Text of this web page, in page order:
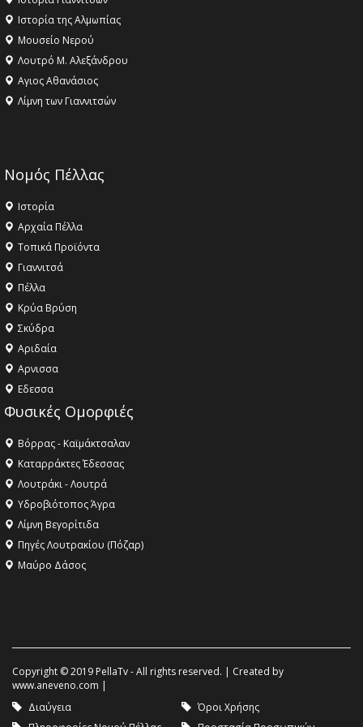
Ιστορία της Αλμωπίας
Μουσείο Νερού
Λουτρό Μ. Αλεξάνδρου
Αγιος Αθανάσιος
Λίμνη των Γιαννιτσών
Νομός Πέλλας
Ιστορία
Αρχαία Πέλλα
Τοπικά Προϊόντα
Γιαννιτσά
Πέλλα
Κρύα Βρύση
Σκύδρα
Αριδαία
Aρνισσα
Eδεσσα
Φυσικές Ομορφιές
Βόρρας - Καϊμάκτσαλαν
Καταρράκτες Έδεσσας
Λουτράκι - Λουτρά
Υδροβιότοπος Άγρα
Λίμνη Βεγορίτιδα
Πηγές Λουτρακίου (Πόζαρ)
Μαύρο Δάσος
Copyright © 2019 PellaTv - All rights reserved. | Created by
www.aneveno.com |
Διαύγεια
Όροι Χρήσης